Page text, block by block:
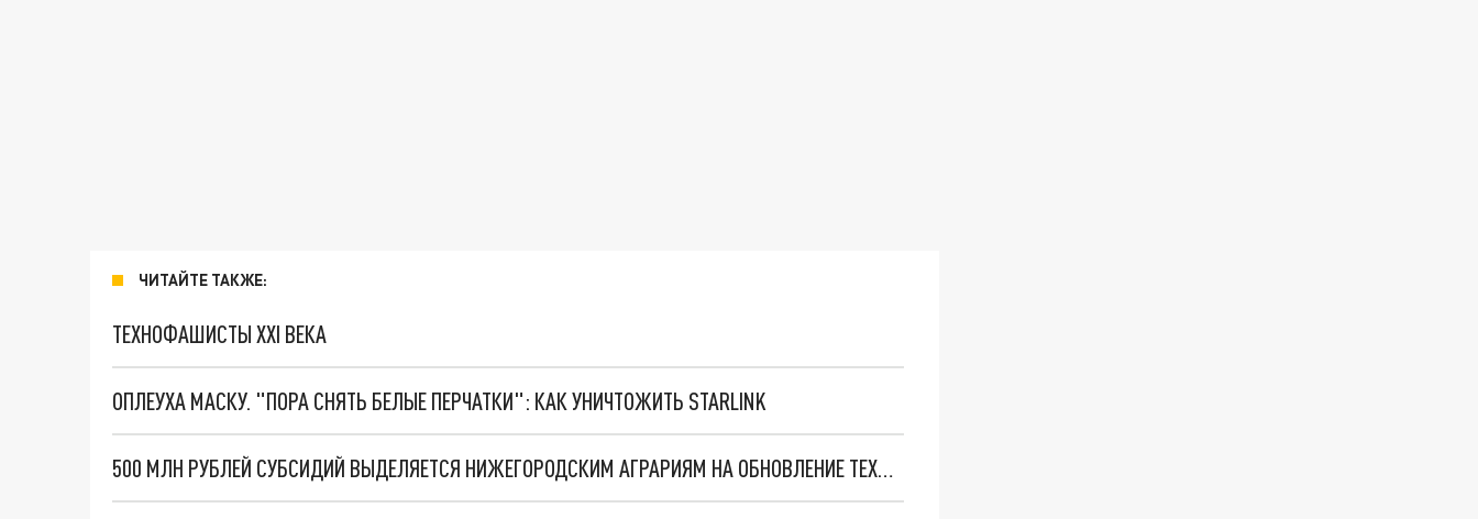
ЧИТАЙТЕ ТАКЖЕ:
ТЕХНОФАШИСТЫ XXI ВЕКА
ОПЛЕУХА МАСКУ. "ПОРА СНЯТЬ БЕЛЫЕ ПЕРЧАТКИ": КАК УНИЧТОЖИТЬ STARLINK
500 МЛН РУБЛЕЙ СУБСИДИЙ ВЫДЕЛЯЕТСЯ НИЖЕГОРОДСКИМ АГРАРИЯМ НА ОБНОВЛЕНИЕ ТЕХНИКИ